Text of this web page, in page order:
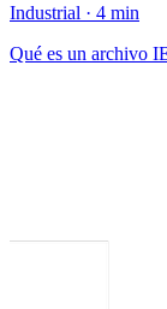
Industrial · 4 min
Qué es un archivo